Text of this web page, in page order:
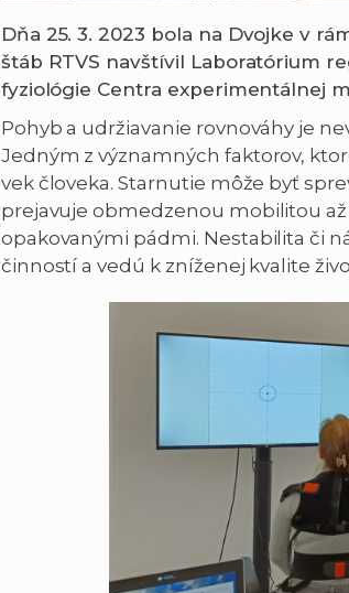
Dňa 25. 3. 2023 bola na Dvojke v
štáb RTVS navštívil Laboratórium
fyziológie Centra experimentálnej
Pohyb a udržiavanie rovnováhy je
Jedným z významných faktorov,
vek človeka. Starnutie môže byť
prejavuje obmedzenou mobilitou
opakovanými pádmi. Nestabilita či
činností a vedú k zníženej kvalite